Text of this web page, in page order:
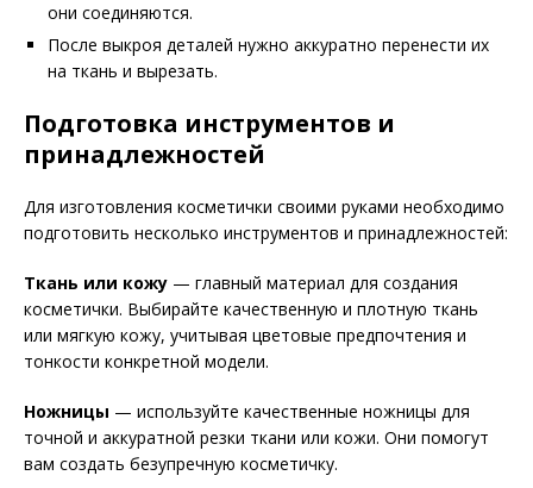
они соединяются.
После выкроя деталей нужно аккуратно перенести их
на ткань и вырезать.
Подготовка инструментов и
принадлежностей
Для изготовления косметички своими руками необходимо
подготовить несколько инструментов и принадлежностей:
Ткань или кожу — главный материал для создания
косметички. Выбирайте качественную и плотную ткань
или мягкую кожу, учитывая цветовые предпочтения и
тонкости конкретной модели.
Ножницы — используйте качественные ножницы для
точной и аккуратной резки ткани или кожи. Они помогут
вам создать безупречную косметичку.